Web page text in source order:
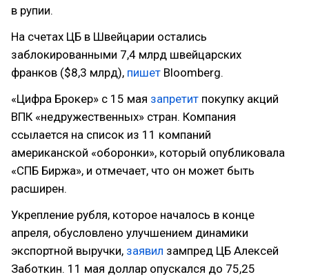
в рупии.
На счетах ЦБ в Швейцарии остались
заблокированными 7,4 млрд швейцарских
франков ($8,3 млрд), пишет Bloomberg.
«Цифра Брокер» с 15 мая запретит покупку акций
ВПК «недружественных» стран. Компания
ссылается на список из 11 компаний
американской «оборонки», который опубликовала
«СПБ Биржа», и отмечает, что он может быть
расширен.
Укрепление рубля, которое началось в конце
апреля, обусловлено улучшением динамики
экспортной выручки, заявил зампред ЦБ Алексей
Заботкин. 11 мая доллар опускался до 75,25